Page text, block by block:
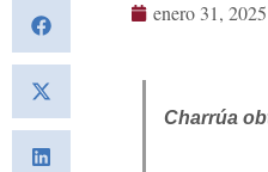
enero 31, 2025
Charrúa